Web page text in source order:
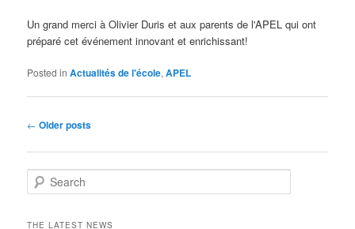
Un grand merci à Olivier Duris et aux parents de l'APEL qui ont
préparé cet événement innovant et enrichissant!
Posted in Actualités de l'école,APEL
Post navigation
← Older posts
Search
THE LATEST NEWS